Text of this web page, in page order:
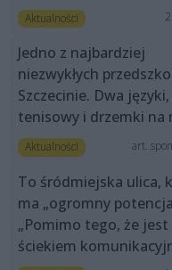
Aktualności
Jedno z najbardziej
niezwykłych
Szczecinie. Dwa
tenisowy i drzemki na
Aktualności art.
To śródmiejska ulica,
ma „ogromny
„Pomimo tego, że jest
ściekiem